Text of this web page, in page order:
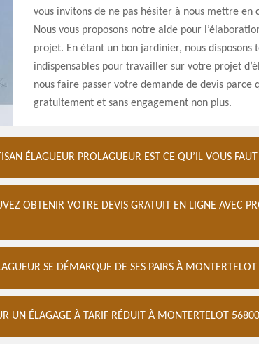
vous invitons de ne pas hésiter à nous mettre en
Nous vous proposons notre aide pour
projet. En étant un bon jardinier, nous disposons
indispensables pour travailler sur votre projet
nous faire passer votre demande de devis parce
gratuitement et sans engagement non plus.
ÉLAGUEUR PROLAGUEUR EST CE QU’IL VOUS FAUT
OBTENIR VOTRE DEVIS GRATUIT EN LIGNE AVEC
SE DÉMARQUE DE SES PAIRS À MONTERTELOT
UN ÉLAGAGE À TARIF RÉDUIT À MONTERTELOT 56800